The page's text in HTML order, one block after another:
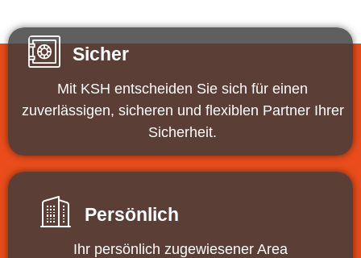
Sicher
Mit KSH entscheiden Sie sich für einen
zuverlässigen, sicheren und flexiblen Partner Ihrer
Sicherheit.
Persönlich
Ihr persönlich zugewiesener Area